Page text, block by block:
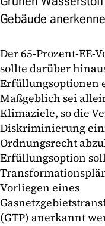
Gebäude
Der 65-Prozent-EE-
sollte darüber
Erfüllungsoptionen
Maßgeblich sei
Klimaziele, so die
Diskriminierung
Ordnungsrecht
Erfüllungsoption
Vorliegen eines
(GTP) anerkannt